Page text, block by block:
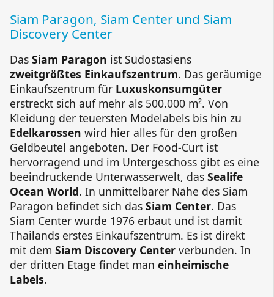
Siam Paragon, Siam Center und Siam
Discovery Center
Das Siam Paragon ist Südostasiens
zweitgrößtes Einkaufszentrum. Das geräumige
Einkaufszentrum für Luxuskonsumgüter
erstreckt sich auf mehr als 500.000 m². Von
Kleidung der teuersten Modelabels bis hin zu
Edelkarossen wird hier alles für den großen
Geldbeutel angeboten. Der Food-Curt ist
hervorragend und im Untergeschoss gibt es eine
beeindruckende Unterwasserwelt, das Sealife
Ocean World. In unmittelbarer Nähe des Siam
Paragon befindet sich das Siam Center. Das
Siam Center wurde 1976 erbaut und ist damit
Thailands erstes Einkaufszentrum. Es ist direkt
mit dem Siam Discovery Center verbunden. In
der dritten Etage findet man einheimische
Labels.